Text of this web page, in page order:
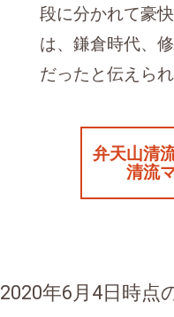
段に分かれて豪
は、鎌倉時代、
だったと伝えられ
弁天山清
清流
2020年6月4日時点